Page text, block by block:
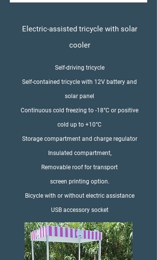
Electric-assisted tricycle with solar
cooler
Self-driving tricycle
Self-contained tricycle with 12V battery and
solar panel
Continuous cold freezing to -18°C or positive
cold up to +10°C
Storage compartment and charge regulator
Insulated compartment,
Removable roof for transport
screen printing option.
Bicycle with or without electric assistance
USB accessory socket